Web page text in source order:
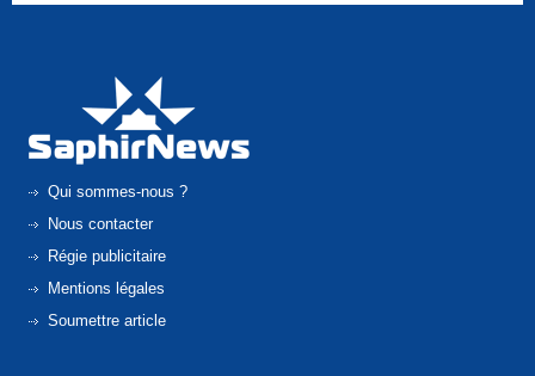
Qui sommes-nous ?
Nous contacter
Régie publicitaire
Mentions légales
Soumettre article